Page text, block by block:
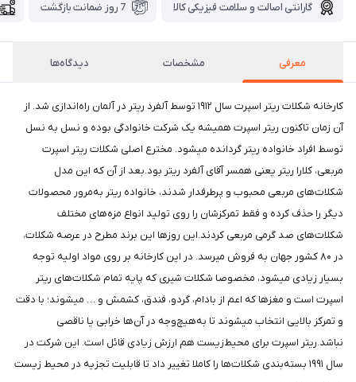
گارانتی اصالت و سلامت فیزیکی کالا 7 روز ضمانت بازگشت
معرفی مشخصات دیدگاه‌ها
کارخانه شکلات ریتر اسپرت سال ۱۹۱۲ توسط آلفرد ریتر در آلمان راه‌اندازی شد. از
آن زمان تاکنون ریتر اسپرت همیشه یک شرکت خانوادگی بوده و نسل به نسل
توسط افراد خانواده‌ ریتر گردانده میشود. مخترع اصلی شکلات ریتر اسپرت
مربعی، کلارا ریتر یعنی همسر آقای آلفرد ریتر بود.بعد از آن که این مدل
شکلات‌های مربعی محبوب و پرطرفدار شدند، خانواده‌ ریتر به‌مرور محصولات
دیگر را حذف کرده و فقط تمرکزشان را روی تولید انواع مزه‌های مختلف
شکلات‌های صد گرمی مربعی کردند.این روزها این برند مطرح در عرصه شکلات،
در ۸۰ کشور جهان به فروش میرسد. در این کارخانه بر روی مواد اولیه توجه
بسیار زیادی میشود، مخصوصا شکلات شیری که پایه تمام شکلات‌های ریتر
اسپرت است و مغزها که اعم از بادام، گردو، فندق، کشمش و … میشوند؛ با دقت
و تمرکز بالایی انتخاب میشوند تا به‌هیچ‌وجه در آن‌ها خرابی یا ناقصی
نباشد.ریتر اسپرت برای محیط‌زیست هم ارزش زیادی قائل است. این شرکت در
سال ۱۹۹۱ بسته‌بندی شکلات‌ها را کاملا تغییر داد تا قابلیت تجزیه در محیط زیست